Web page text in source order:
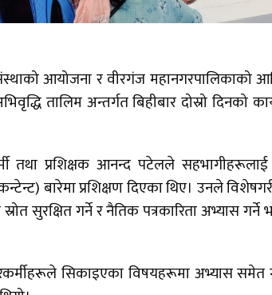
आयोजना र वीरगंज महानगरपालिकाको
तालिम अन्तर्गत बिहीबार दोस्रो दिनको
तथा प्रशिक्षक आनन्द पटेलले
बारेमा प्रशिक्षण दिएका थिए। उनले
सुरक्षित गर्ने र नैतिक पत्रकारिता अभ्यास गर्ने
सिकाइएका विषयहरूमा अभ्यास